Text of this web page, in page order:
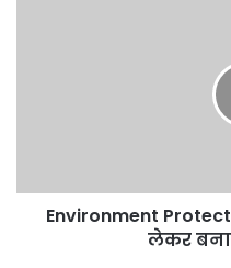
लेकर
Environment
लेकर